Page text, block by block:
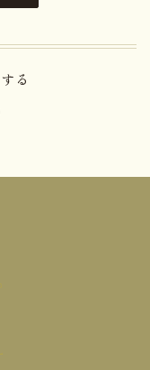
してください。
る